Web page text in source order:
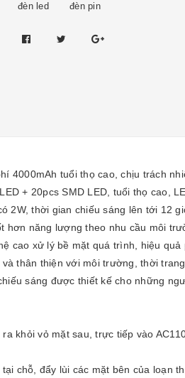
đèn led đèn pin
4000mAh tuổi thọ cao, chịu trách
+ 20pcs SMD LED, tuổi thọ cao,
2W, thời gian chiếu sáng lên tới 12
hơn năng lượng theo nhu cầu môi
cao xử lý bề mặt quá trình, hiệu quả
thân thiện với môi trường, thời
sáng được thiết kế cho những
khỏi vỏ mặt sau, trực tiếp vào
chỗ, đẩy lùi các mặt bên của loạn